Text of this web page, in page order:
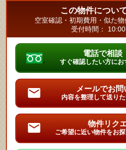
この物件につい
空室確認・初期費用・似た
受付時間：
電話で相談
すぐ確認したい方にお
メールでお
内容を整理して送り
物件リク
ご希望に近い物件をお